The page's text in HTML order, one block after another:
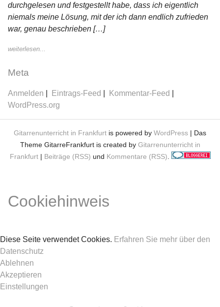
durchgelesen und festgestellt habe, dass ich eigentlich
niemals meine Lösung, mit der ich dann endlich zufrieden
war, genau beschrieben […]
weiterlesen...
Meta
Anmelden Eintrags-Feed
Kommentar-Feed
WordPress.org
Gitarrenunterricht in Frankfurt is powered by WordPress | Das
Theme GitarreFrankfurt is created by Gitarrenunterricht in
Frankfurt| Beiträge (RSS) und Kommentare (RSS)
Cookiehinweis
Diese Seite verwendet Cookies. Erfahren Sie mehr über den
Datenschutz
Ablehnen
Akzeptieren
Einstellungen